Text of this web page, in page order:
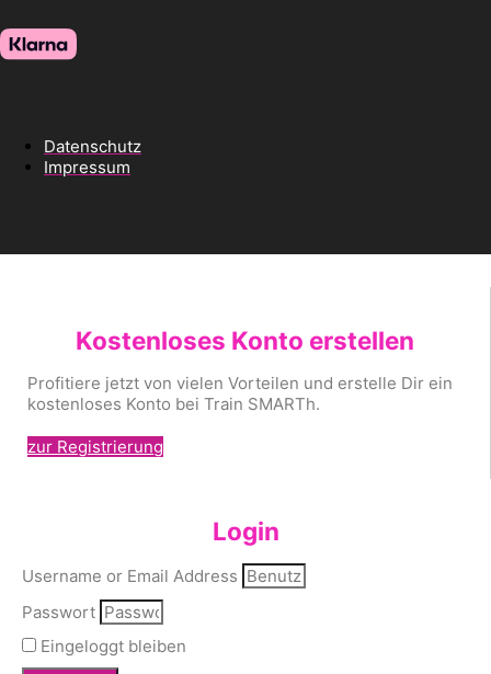
Datenschutz
Impressum
Kostenloses Konto erstellen
Profitiere jetzt von vielen Vorteilen und erstelle Dir ein
kostenloses Konto bei Train SMARTh.
zur Registrierung
Login
Username or Email Address
Passwort
Eingeloggt bleiben